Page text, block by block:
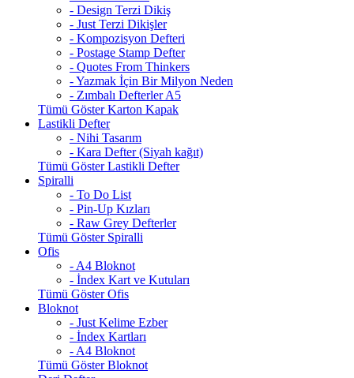
- Design Terzi Dikiş
- Just Terzi Dikişler
- Kompozisyon Defteri
- Postage Stamp Defter
- Quotes From Thinkers
- Yazmak İçin Bir Milyon Neden
- Zımbalı Defterler A5
Tümü Göster Karton Kapak
Lastikli Defter
- Nihi Tasarım
- Kara Defter (Siyah kağıt)
Tümü Göster Lastikli Defter
Spiralli
- To Do List
- Pin-Up Kızları
- Raw Grey Defterler
Tümü Göster Spiralli
Ofis
- A4 Bloknot
- İndex Kart ve Kutuları
Tümü Göster Ofis
Bloknot
- Just Kelime Ezber
- İndex Kartları
- A4 Bloknot
Tümü Göster Bloknot